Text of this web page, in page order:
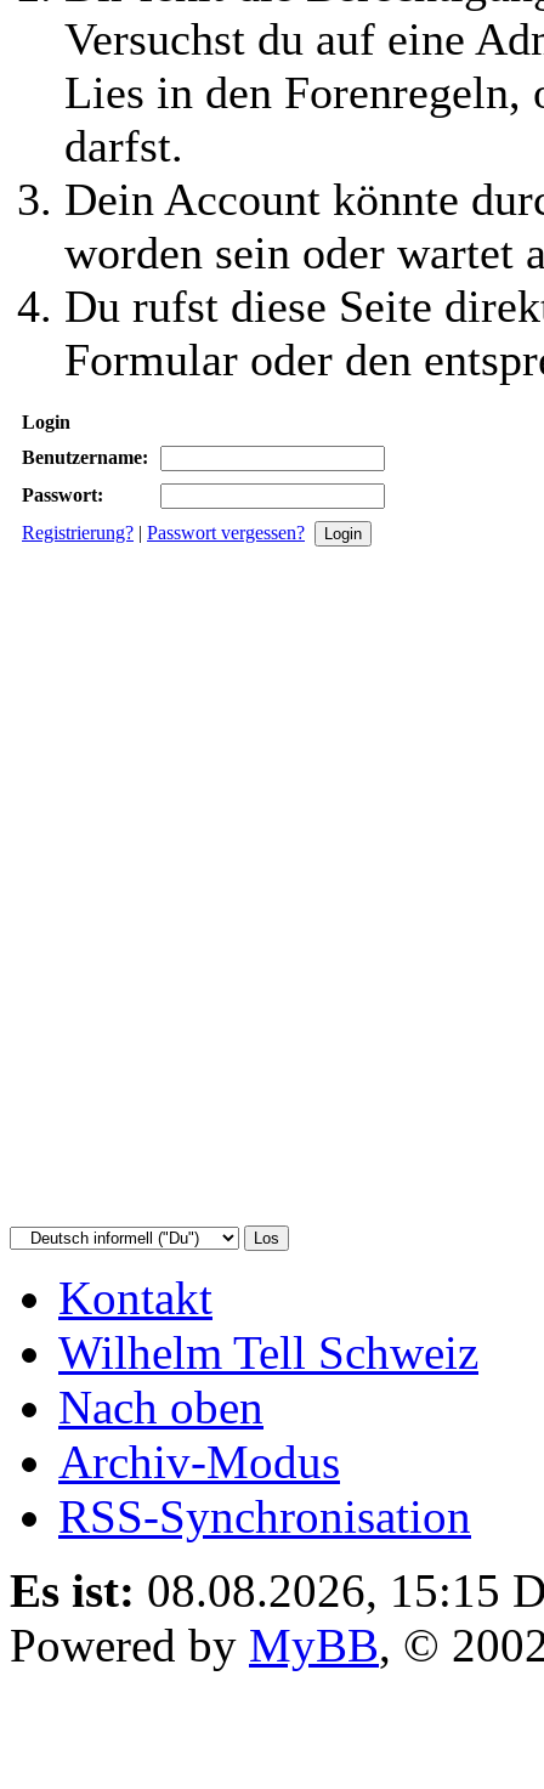
Versuchst du auf eine
Lies in den Forenregeln,
darfst.
Dein Account könnte
worden sein oder wartet
Du rufst diese Seite
Formular oder den
Login
Benutzername:
Passwort:
Registrierung? | Passwort vergessen?
Kontakt
Wilhelm Tell Schweiz
Nach oben
Archiv-Modus
RSS-Synchronisation
Es ist: 08.08.2026, 15:15
Powered by MyBB, ©